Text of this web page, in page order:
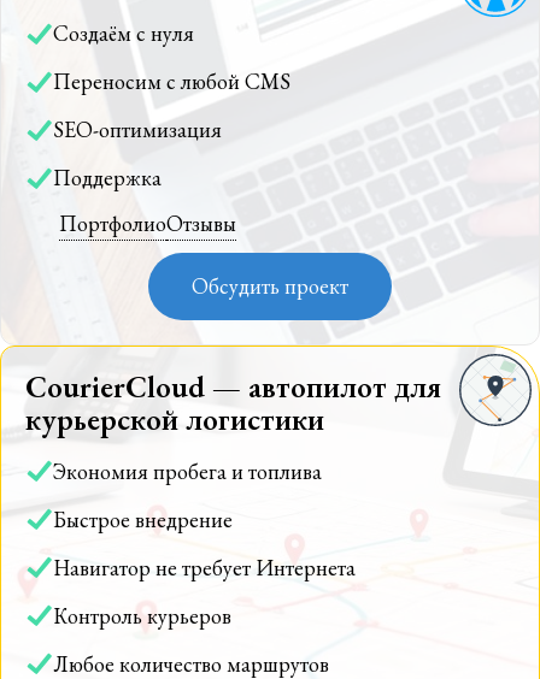
Создаём с нуля
Переносим с любой CMS
SEO-оптимизация
Поддержка
ПортфолиоОтзывы
Обсудить проект
CourierCloud — автопилот для
курьерской логистики
Экономия пробега и топлива
Быстрое внедрение
Навигатор не требует Интернета
Контроль курьеров
Любое количество маршрутов